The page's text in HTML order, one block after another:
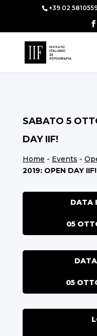
+39 02
SABATO 5
DAY IIF!
Home - Events -
2019: OPEN DAY IIF!
DATA
05
05